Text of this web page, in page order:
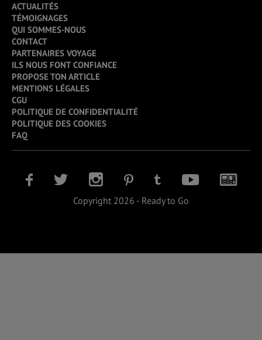
ACTUALITÉS
TÉMOIGNAGES
QUI SOMMES-NOUS
CONTACT
PARTENAIRES VOYAGE
ILS NOUS FONT CONFIANCE
PROPOSE TON ARTICLE
MENTIONS LÉGALES
CGU
POLITIQUE DE CONFIDENTIALITÉ
POLITIQUE DES COOKIES
FAQ
Copyright 2026 - Ready to Go